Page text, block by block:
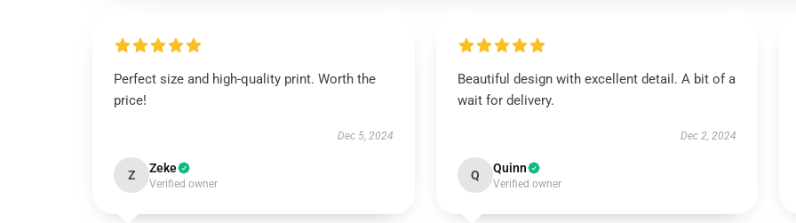
Perfect size and high-quality print. Worth the
price!
Dec 5, 2024
Z Zeke
Verified owner
Beautiful design with excellent detail. A bit of a
wait for delivery.
Dec 2, 2024
Q Quinn
Verified owner